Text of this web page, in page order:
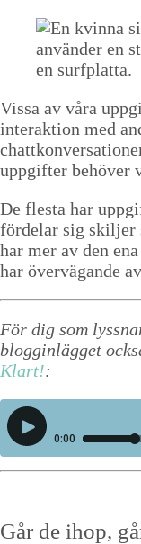
Online-
Föreläsningar
Video
Kontakt
Blogg
Shop
Kunder
Press
Sök
Vis­sa av våra
inter­ak­tion med
uppgifter behöver
De fles­ta har
förde­lar sig skil­jer
har mer av den
har övervä­gande
För dig som
blogginlägget
Klart!:
Går de ihop,